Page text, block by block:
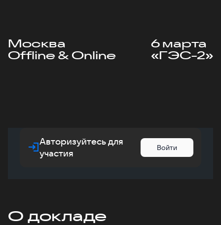
Москва
Offline & Online
6 марта
«ГЭС-2»
Авторизуйтесь для
участия
Войти
О докладе